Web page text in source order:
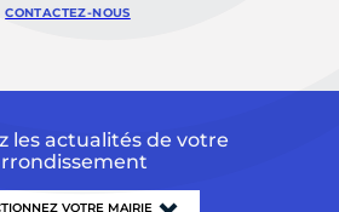
CONTACTEZ-NOUS
les actualités de votre